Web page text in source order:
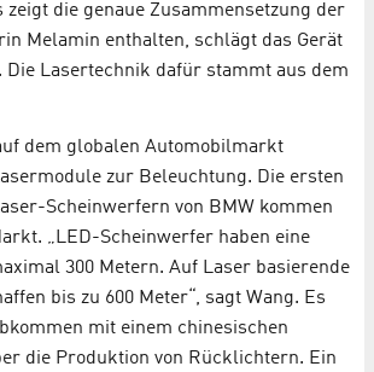
die genaue Zusammensetzung der
Melamin enthalten, schlägt das Gerät
Die Lasertechnik dafür stammt aus dem
dem globalen Automobilmarkt
zur Beleuchtung. Die ersten
Scheinwerfern von BMW kommen
„LED-Scheinwerfer haben eine
300 Metern. Auf Laser basierende
bis zu 600 Meter“, sagt Wang. Es
mit einem chinesischen
die Produktion von Rücklichtern. Ein